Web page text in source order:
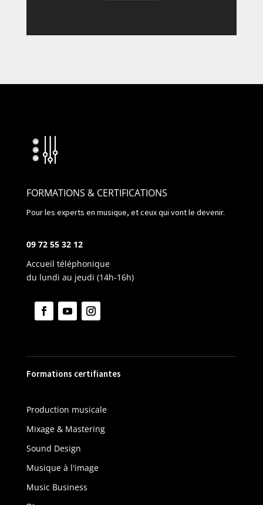
FORMATIONS & CERTIFICATIONS
Pour les experts en musique, et ceux qui vont le devenir.
09 72 55 32 12
Accueil téléphonique
du lundi au jeudi (14h-16h)
Formations certifiantes
Production musicale
Mixage & Mastering
Sound Design
Musique à l'image
Music Business